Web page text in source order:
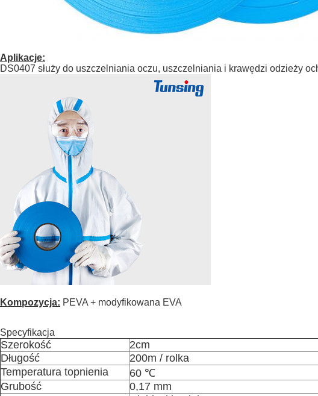
Aplikacje:
DS0407 służy do uszczelniania oczu, uszczelniania i krawędzi odzieży
Kompozycja: PEVA + modyfikowana EVA
Specyfikacja
Szerokość
2cm
Długość
200m / rolka
Temperatura topnienia
60 ℃
Grubość
0,17 mm